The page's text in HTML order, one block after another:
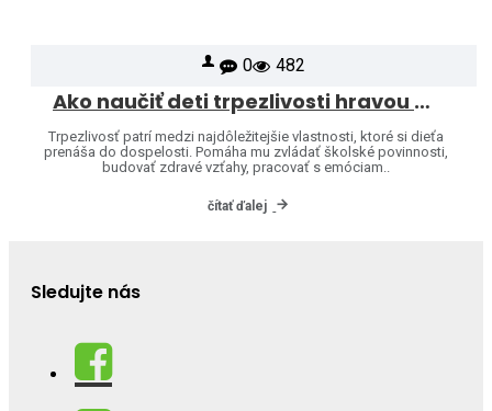
0 482
Ako naučiť deti trpezlivosti hravou formou
Trpezlivosť patrí medzi najdôležitejšie vlastnosti, ktoré si dieťa
prenáša do dospelosti. Pomáha mu zvládať školské povinnosti,
budovať zdravé vzťahy, pracovať s emóciam..
čítať ďalej
Sledujte nás